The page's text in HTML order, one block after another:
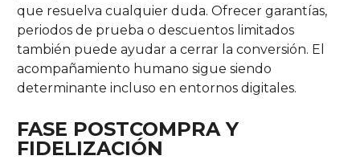
que resuelva cualquier duda. Ofrecer garantías,
periodos de prueba o descuentos limitados
también puede ayudar a cerrar la conversión. El
acompañamiento humano sigue siendo
determinante incluso en entornos digitales.
FASE POSTCOMPRA Y
FIDELIZACIÓN